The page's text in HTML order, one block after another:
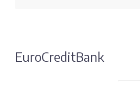
Fotografia
Sondaj
EuroCreditBank